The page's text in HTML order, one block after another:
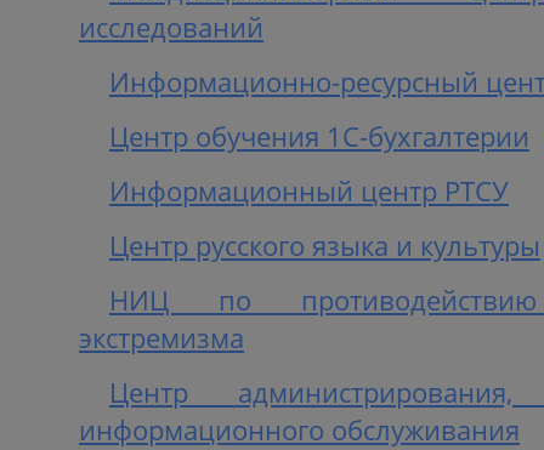
исследований
Информационно-ресурсный
Центр обучения 1С-бухгалтерии
Информационный центр РТСУ
Центр русского языка и культуры
НИЦ по
экстремизма
Центр
информационного обслуживания